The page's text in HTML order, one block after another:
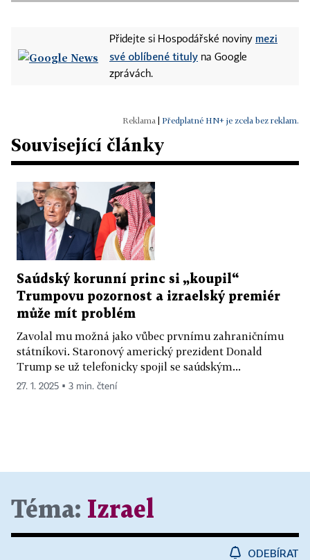
Přidejte si Hospodářské noviny mezi
své oblíbené tituly na Google
zprávách.
Předplatné HN+ je zcela bez reklam.
Související články
Saúdský korunní princ si „koupil“
Trumpovu pozornost a izraelský premiér
může mít problém
Zavolal mu možná jako vůbec prvnímu zahraničnímu
státníkovi. Staronový americký prezident Donald
Trump se už telefonicky spojil se saúdským...
27. 1. 2025 ▪ 3 min. čtení
Téma: Izrael
ODEBÍRAT